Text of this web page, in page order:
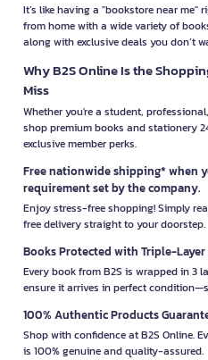
It’s like having a "bookstore near
from home with a wide variety of
along with exclusive deals you don’t
Why B2S Online Is the
Miss
Whether you're a student,
shop premium books and stationery
exclusive member perks.
Free nationwide shipping* when
requirement set by the company.
Enjoy stress-free shopping! Simply
free delivery straight to your doorstep.
Books Protected with Triple-
Every book from B2S is wrapped in 3
ensure it arrives in perfect
100% Authentic Products
Shop with confidence at B2S Online.
is 100% genuine and quality-assured.